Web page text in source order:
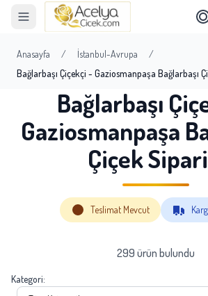
Anasayfa / İstanbul-Avrupa
/
Bağlarbaşı Çiçekçi - Gaziosmanpaşa Bağlarbaşı
Bağlarbaşı
Gaziosmanpaşa
Çiçek
Teslimat Mevcut
299 ürün bulundu
Kategori: